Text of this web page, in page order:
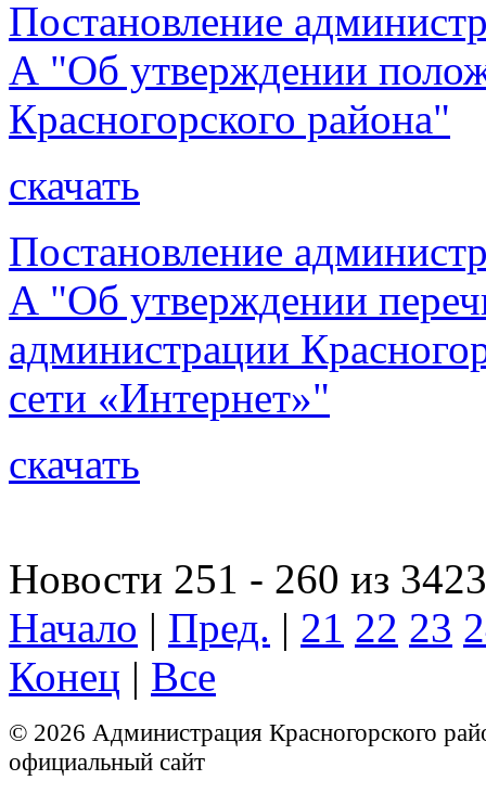
Постановление
А "Об утверждении
Красногорского района"
скачать
Постановление
А "Об утверждении
администрации
сети «Интернет»"
скачать
Новости 251 - 260 из 3423
Начало | Пред. | 21 22 23
Конец | Все
© 2026 Администрация Красногорского
официальный сайт